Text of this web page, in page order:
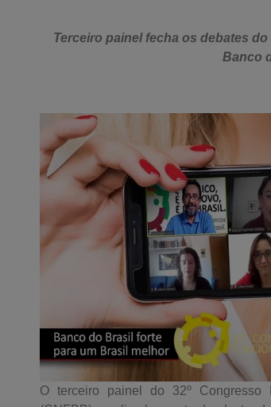
Terceiro painel fecha os debates
Banco
O terceiro painel do 32º Congresso